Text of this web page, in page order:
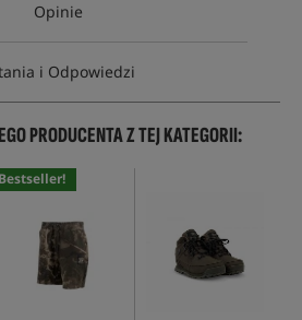
Opinie
i Odpowiedzi
PRODUCENTA Z TEJ KATEGORII:
Bestseller!